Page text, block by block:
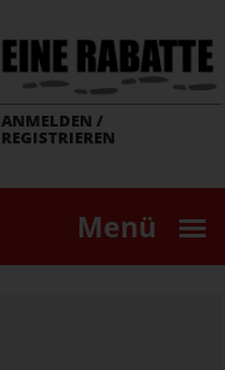
ANMELDEN /
REGISTRIEREN
Menü